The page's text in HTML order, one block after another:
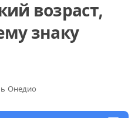
возраст,
знаку
Онедио